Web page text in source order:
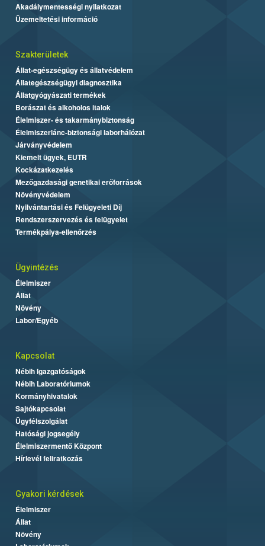
Akadálymentességi nyilatkozat
Üzemeltetési információ
Szakterületek
Állat-egészségügy és állatvédelem
Állategészségügyi diagnosztika
Állatgyógyászati termékek
Borászat és alkoholos italok
Élelmiszer- és takarmánybiztonság
Élelmiszerlánc-biztonsági laborhálózat
Járványvédelem
Kiemelt ügyek, EUTR
Kockázatkezelés
Mezőgazdasági genetikai erőforrások
Növényvédelem
Nyilvántartási és Felügyeleti Díj
Rendszerszervezés és felügyelet
Termékpálya-ellenőrzés
Ügyintézés
Élelmiszer
Állat
Növény
Labor/Egyéb
Kapcsolat
Nébih Igazgatóságok
Nébih Laboratóriumok
Kormányhivatalok
Sajtókapcsolat
Ügyfélszolgálat
Hatósági jogsegély
Élelmiszermentő Központ
Hírlevél feliratkozás
Gyakori kérdések
Élelmiszer
Állat
Növény